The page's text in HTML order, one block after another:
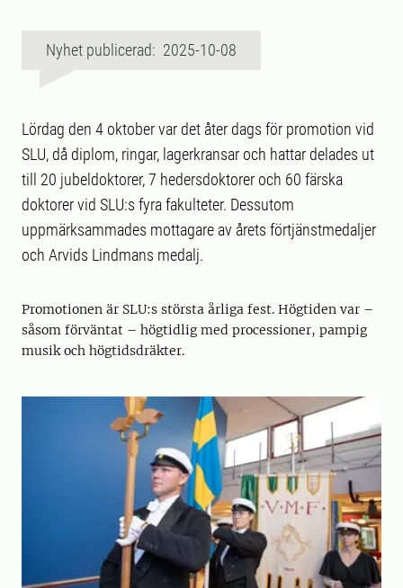
Nyhet publicerad: 2025-10-08
Lördag den 4 oktober var det åter dags för promotion vid
SLU, då diplom, ringar, lagerkransar och hattar delades ut
till 20 jubeldoktorer, 7 hedersdoktorer och 60 färska
doktorer vid SLU:s fyra fakulteter. Dessutom
uppmärksammades mottagare av årets förtjänstmedaljer
och Arvids Lindmans medalj.
Promotionen är SLU:s största årliga fest. Högtiden var –
såsom förväntat – högtidlig med processioner, pampig
musik och högtidsdräkter.